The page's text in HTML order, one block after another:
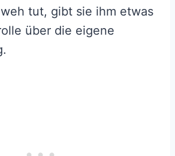
tut, gibt sie ihm etwas
über die eigene